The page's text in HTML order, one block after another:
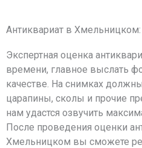
Антиквариат в
Экспертная оценка
времени, главное выслать
качестве. На снимках
царапины, сколы и прочие
нам удастся озвучить
После проведения оценки
Хмельницком вы сможете